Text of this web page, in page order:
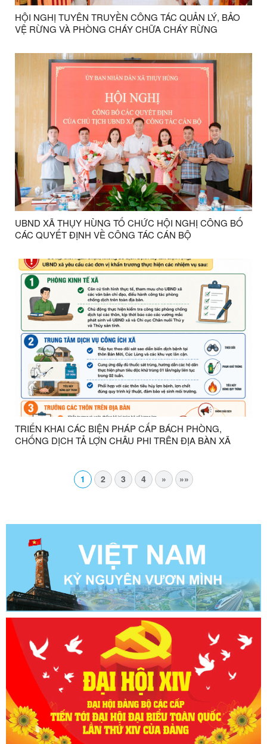
HỘI NGHỊ TUYÊN TRUYỀN CÔNG TÁC QUẢN LÝ, BẢO
VỆ RỪNG VÀ PHÒNG CHÁY CHỮA CHÁY RỪNG
UBND XÃ THỤY HÙNG TỔ CHỨC HỘI NGHỊ CÔNG BỐ
CÁC QUYẾT ĐỊNH VỀ CÔNG TÁC CÁN BỘ
TRIỂN KHAI CÁC BIỆN PHÁP CẤP BÁCH PHÒNG,
CHỐNG DỊCH TẢ LỢN CHÂU PHI TRÊN ĐỊA BÀN XÃ
1 2 3 4 » »»